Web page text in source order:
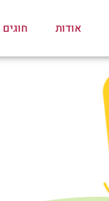
אודות חוגים